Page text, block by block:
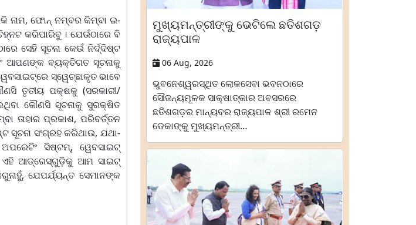
ନାମ, ଫୋନ୍ ନମ୍ବର କିମ୍ବା ଇ-
କରିପାରିବୁ । ଯେଉଁଠାରେ ବି
ସେହି ସୂଚନା କେଉଁ ନିର୍ଦ୍ଦିଷ୍ଟ
ଆପଣଙ୍କ ବ୍ୟକ୍ତିଗତ ସୂଚନାକୁ
ସ୍ୱେଚ୍ଛାକୃତ ଭାବେ
ତୃତୀୟ ପକ୍ଷକୁ (ସରକାରୀ/
କୌଣସି ସୂଚନାକୁ ସୁରକ୍ଷିତ
ତାହାର ପ୍ରକାଶ, ପରିବର୍ତ୍ତନ
ସୂଚନା ସଂଗ୍ରହ କରିଥାଉ, ଯଥା-
ସିଷ୍ଟମ୍, ୱେବସାଇଟ୍
ଏହି ଆଡ୍ରେସ୍‍ଗୁଡ଼ିକୁ ଆମ ସାଇଟ୍
ଯେପର୍ଯ୍ୟନ୍ତ ସେମାନଙ୍କ
ମୁଖ୍ୟମନ୍ତ୍ରୀଙ୍କୁ ଭେଟିଲେ ଛତିଶଗଡ଼
ରାଜ୍ୟପାଳ
06 Aug, 2026
ଭୁବନେଶ୍ୱରସ୍ଥିତ ଲୋକସେବା ଭବନଠାରେ
ସୌଜନ୍ୟମୂଳକ ସାକ୍ଷାତ୍‌କାର ଅବସରରେ
ଛତିଶଗଡ଼ର ମାନ୍ୟବର ରାଜ୍ୟପାଳ ଶ୍ରୀ ରମେନ
ଡେକାଙ୍କୁ ମୁଖ୍ୟମନ୍ତ୍ରୀ…